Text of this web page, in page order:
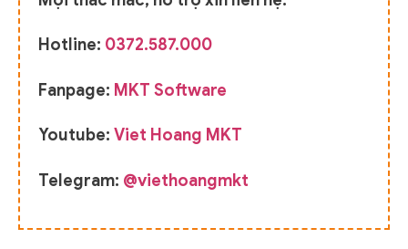
Hotline: 0372.587.000
Fanpage: MKT Software
Youtube: Viet Hoang MKT
Telegram: @viethoangmkt